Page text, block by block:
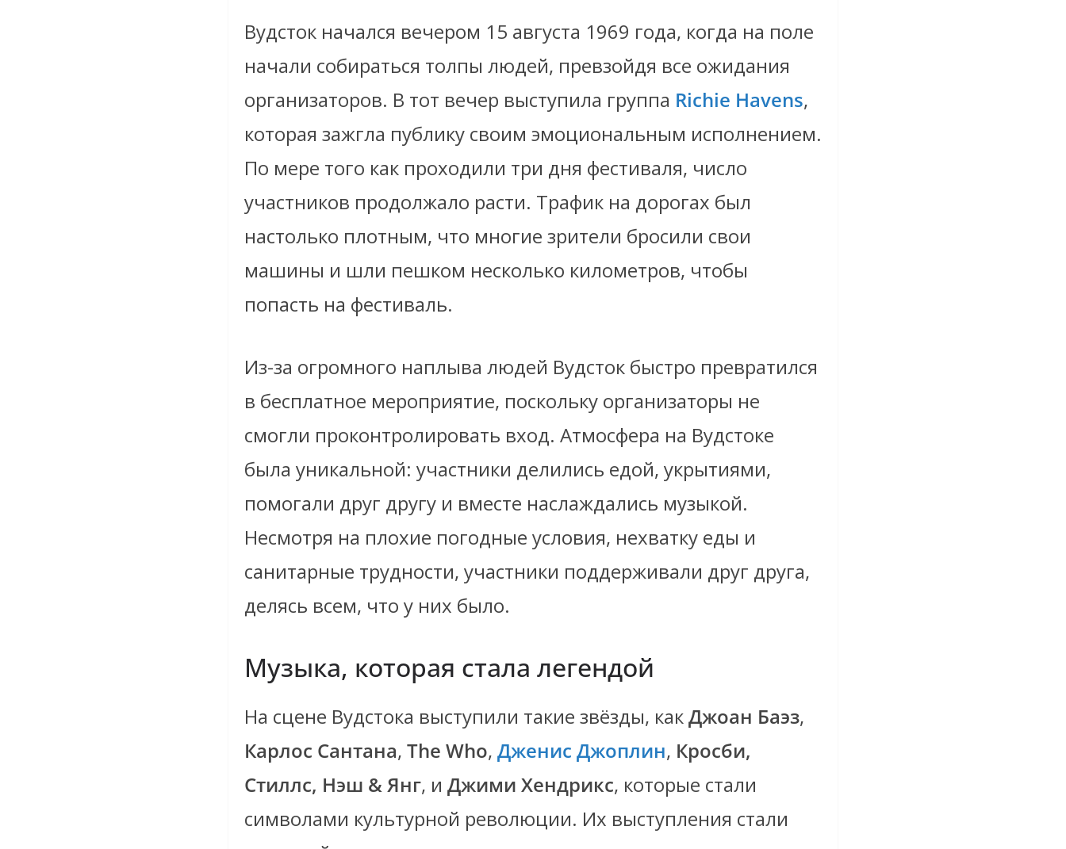
Вудсток начался вечером 15 августа 1969 года, когда на поле
начали собираться толпы людей, превзойдя все ожидания
организаторов. В тот вечер выступила группа Richie Havens,
которая зажгла публику своим эмоциональным исполнением.
По мере того как проходили три дня фестиваля, число
участников продолжало расти. Трафик на дорогах был
настолько плотным, что многие зрители бросили свои
машины и шли пешком несколько километров, чтобы
попасть на фестиваль.
Из-за огромного наплыва людей Вудсток быстро превратился
в бесплатное мероприятие, поскольку организаторы не
смогли проконтролировать вход. Атмосфера на Вудстоке
была уникальной: участники делились едой, укрытиями,
помогали друг другу и вместе наслаждались музыкой.
Несмотря на плохие погодные условия, нехватку еды и
санитарные трудности, участники поддерживали друг друга,
делясь всем, что у них было.
Музыка, которая стала легендой
На сцене Вудстока выступили такие звёзды, какДжоан Баэз,
Карлос Сантана, The Who, Дженис Джоплин, Кросби,
Стиллс, Нэш & Янг, и Джими Хендрикс, которые стали
символами культурной революции. Их выступления стали